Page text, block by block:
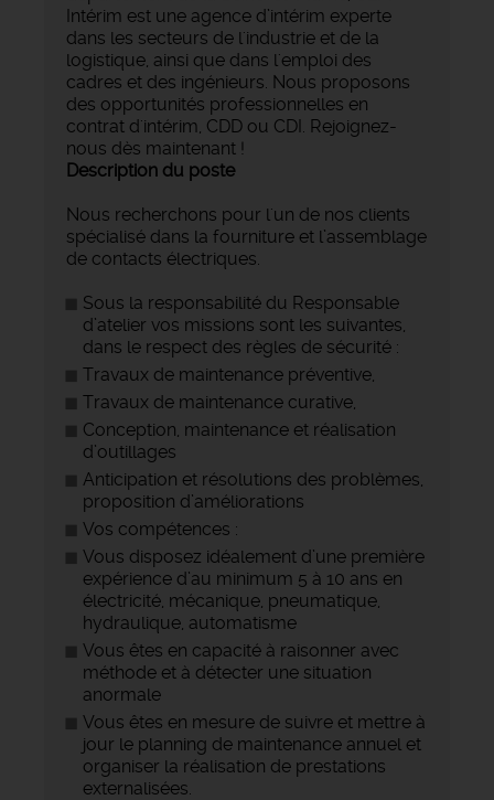
Intérim est une agence d’intérim experte
dans les secteurs de l'industrie et de la
logistique, ainsi que dans l'emploi des
cadres et des ingénieurs. Nous proposons
des opportunités professionnelles en
contrat d'intérim, CDD ou CDI. Rejoignez-
nous dès maintenant !
Description du poste
Nous recherchons pour l'un de nos clients
spécialisé dans la fourniture et l’assemblage
de contacts électriques.
Sous la responsabilité du Responsable
d’atelier vos missions sont les suivantes,
dans le respect des règles de sécurité :
Travaux de maintenance préventive,
Travaux de maintenance curative,
Conception, maintenance et réalisation
d’outillages
Anticipation et résolutions des problèmes,
proposition d’améliorations
Vos compétences :
Vous disposez idéalement d’une première
expérience d’au minimum 5 à 10 ans en
électricité, mécanique, pneumatique,
hydraulique, automatisme
Vous êtes en capacité à raisonner avec
méthode et à détecter une situation
anormale
Vous êtes en mesure de suivre et mettre à
jour le planning de maintenance annuel et
organiser la réalisation de prestations
externalisées.